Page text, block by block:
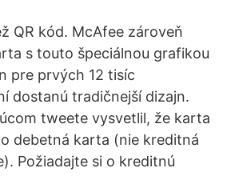
QR kód. McAfee zároveň
s touto špeciálnou grafikou
pre prvých 12 tisíc
dostanú tradičnejší dizajn.
tweete vysvetlil, že karta
debetná karta (nie kreditná
Požiadajte si o kreditnú